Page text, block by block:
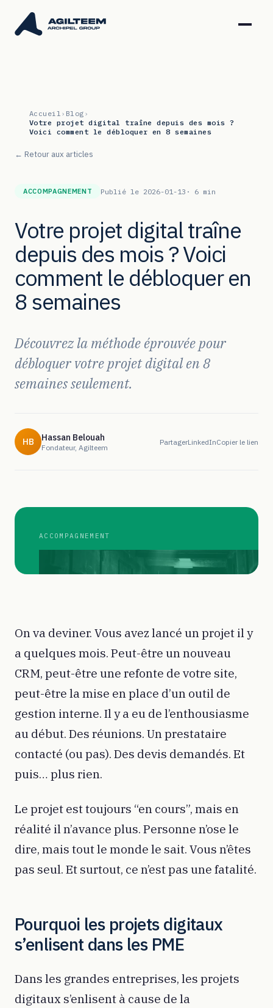
Accueil › Blog ›
Votre projet digital traîne depuis des mois ?
Voici comment le débloquer en 8 semaines
← Retour aux articles
ACCOMPAGNEMENT Publié le 2026-01-13 · 6 min
Votre projet digital traîne
depuis des mois ? Voici
comment le débloquer en
8 semaines
Découvrez la méthode éprouvée pour
débloquer votre projet digital en 8
semaines seulement.
HB Hassan Belouah
Fondateur, Agilteem
PartagerLinkedInCopier le lien
ACCOMPAGNEMENT
On va deviner. Vous avez lancé un projet il y
a quelques mois. Peut-être un nouveau
CRM, peut-être une refonte de votre site,
peut-être la mise en place d’un outil de
gestion interne. Il y a eu de l’enthousiasme
au début. Des réunions. Un prestataire
contacté (ou pas). Des devis demandés. Et
puis… plus rien.
Le projet est toujours “en cours”, mais en
réalité il n’avance plus. Personne n’ose le
dire, mais tout le monde le sait. Vous n’êtes
pas seul. Et surtout, ce n’est pas une fatalité.
Pourquoi les projets digitaux
s’enlisent dans les PME
Dans les grandes entreprises, les projets
digitaux s’enlisent à cause de la